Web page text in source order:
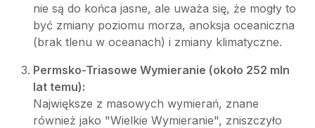
nie są do końca jasne, ale uważa się, że mogły to
być zmiany poziomu morza, anoksja oceaniczna
(brak tlenu w oceanach) i zmiany klimatyczne.
Permsko-Triasowe Wymieranie (około 252 mln
lat temu):
Największe z masowych wymierań, znane
również jako "Wielkie Wymieranie", zniszczyło